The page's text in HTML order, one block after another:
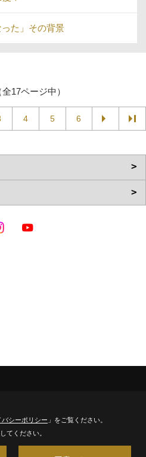
った」その背景
17ページ中）
4 5 6
Reserved.
バシーポリシー 」をご覧ください。
てください。